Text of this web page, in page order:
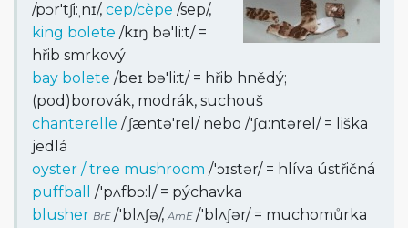
/pɔr'tʃi:ˌnɪ/, cep/cèpe /sep/,
king bolete /kɪŋ bə'li:t/=
hřib smrkový
bay bolete /beɪ bə'li:t/= hřib hnědý;
(pod)borovák, modrák, suchouš
chanterelle /ˌʃæntə'rel /nebo /'ʃɑ:ntərel /= liška
jedlá
oyster / tree mushroom /'ɔɪstər/= hlíva ústřičná
puffball
/'pʌfbɔ:l /= pýchavka
blusher BrE /'blʌʃə/,AmE /'blʌʃər/= muchomůrka